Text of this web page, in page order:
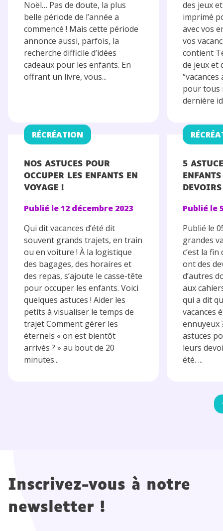
Noël… Pas de doute, la plus
belle période de l’année a
commencé ! Mais cette période
annonce aussi, parfois, la
recherche difficile d’idées
cadeaux pour les enfants. En
offrant un livre, vous...
des jeux
imprimé
avec vos
vos
contient
de jeux et
pour tous
dernière
NOS ASTUCES POUR
OCCUPER LES ENFANTS EN
VOYAGE !
RÉCRÉATION
Publié le12 décembre 2023
Qui dit vacances d’été dit
souvent grands trajets, en train
ou en voiture ! À la logistique
des bagages, des horaires et
des repas, s’ajoute le casse-tête
pour occuper les enfants. Voici
quelques astuces ! Aider les
petits à visualiser le temps de
trajet Comment gérer les
éternels « on est bientôt
arrivés ? » au bout de 20
minutes...
5
Publié le
Publié le
grandes
c’est la fin
ont des
d’autres
aux
qui a dit
vacances
ennuyeux
astuces
leurs
été. ...
Inscrivez-vous à notre
newsletter !